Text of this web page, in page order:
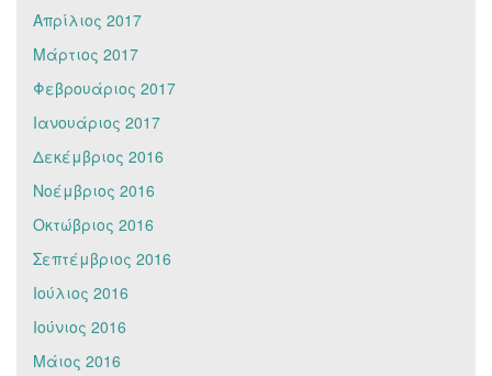
Απρίλιος 2017
Μάρτιος 2017
Φεβρουάριος 2017
Ιανουάριος 2017
Δεκέμβριος 2016
Νοέμβριος 2016
Οκτώβριος 2016
Σεπτέμβριος 2016
Ιούλιος 2016
Ιούνιος 2016
Μάιος 2016